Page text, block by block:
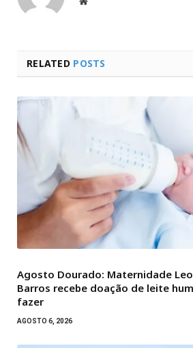
RELATED POSTS
Agosto Dourado: Maternidade
Barros recebe doação de leite
fazer
AGOSTO 6, 2026